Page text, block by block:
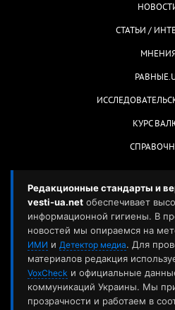
СТАТЬИ /
КУРС
Редакционные стандарты и
vesti-ua.net обеспечивает
информационной гигиены. В
новостей мы опираемся на
ИМИ и Детектор медиа. Для
материалов редакция
VoxCheck и официальные
коммуникаций Украины. Мы
прозрачности и работаем в